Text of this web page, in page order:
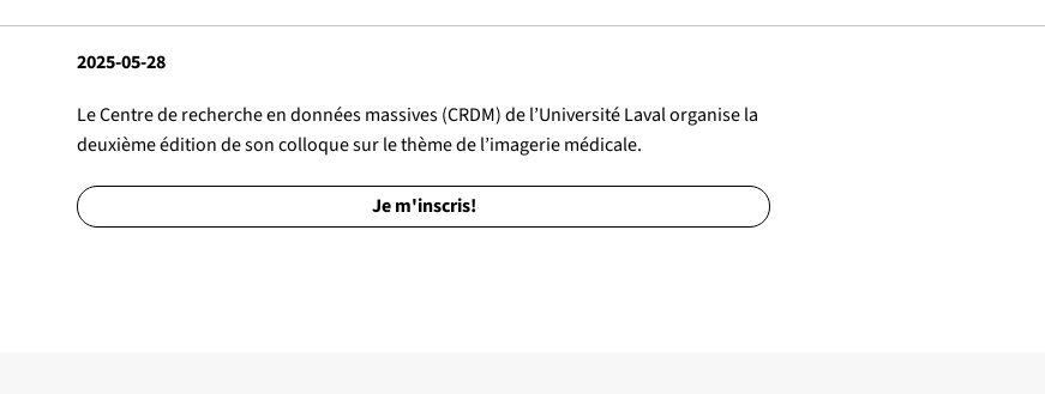
2025-05-28
Le Centre de recherche en données massives (CRDM) de l’Université Laval organise la
deuxième édition de son colloque sur le thème de l’imagerie médicale.
Je m'inscris!